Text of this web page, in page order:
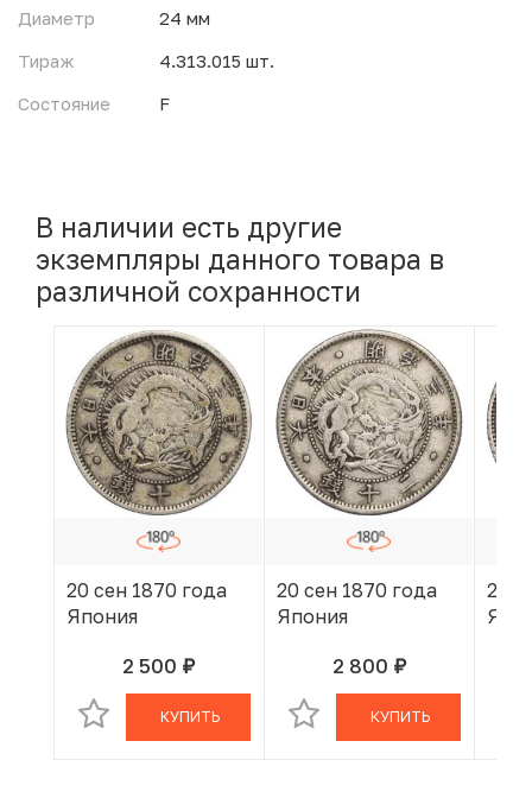
Диаметр
24 мм
Тираж
4.313.015 шт.
Состояние
F
В наличии есть другие
экземпляры данного товара в
различной сохранности
20 сен 1870 года
Япония
2 500 руб.
В КОРЗИНЕ
КУПИТЬ
20 сен 1870 года
Япония
2 800 руб.
В КОРЗИНЕ
КУПИТЬ
20